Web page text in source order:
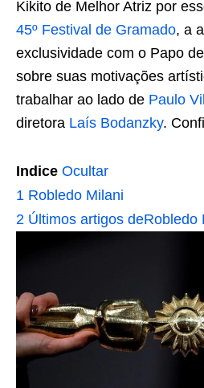
Kikito de Melhor Atriz por
45º Festival de Gramado, a
exclusividade com o Papo
sobre suas motivações
trabalhar ao lado de Paulo
diretora Laís Bodanzky.
Indice Ocultar
1 Robledo Milani
2 Últimos artigos deRobledo